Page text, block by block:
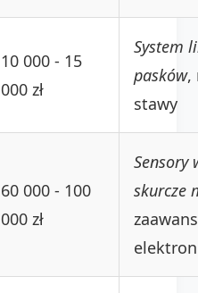
10 000 - 15
000 zł
System
pasków,
stawy
60 000 - 100
000 zł
Sensory
skurcze